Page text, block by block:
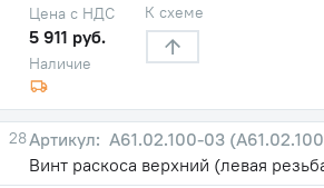
Наличие
Цена с НДС
5 911 руб.
К схеме
28
А61.02.100-03
Винт раскоса верхний (левая